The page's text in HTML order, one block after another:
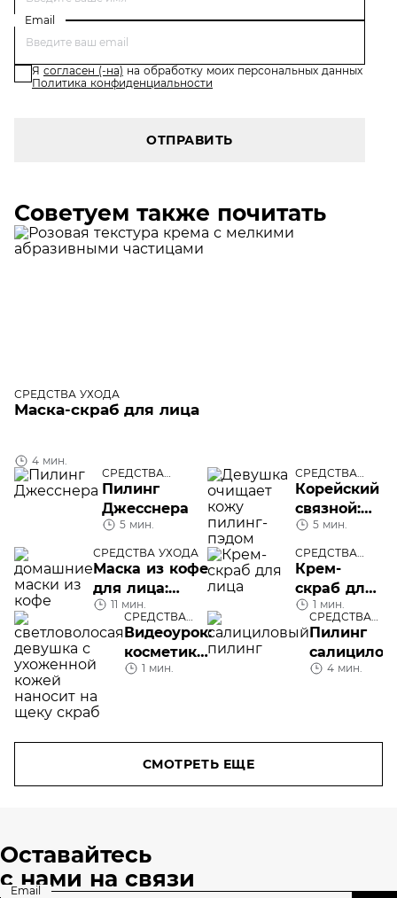
Email
Я согласен (-на) на обработку моих персональных данных
Политика конфиденциальности
ОТПРАВИТЬ
Советуем также почитать
СРЕДСТВА УХОДА
Маска-скраб для лица
4 мин.
СРЕДСТВА
УХОДА
Пилинг
Джесснера
5 мин.
СРЕДСТВА
УХОДА
Корейский
связной:
все, что
надо знать
про
пилинг-
пэды
5 мин.
СРЕДСТВА УХОДА
Маска из кофе
для лица:
домашнего
приготовления
или готовые
средства?
11 мин.
СРЕДСТВА
УХОДА
Крем-
скраб для
лица
1 мин.
СРЕДСТВА
УХОДА
Видеоурок:
косметика
для1 мин.
СРЕДСТВА
УХОДА
Пилинг
кислотой
4 мин.
СМОТРЕТЬ ЕЩЕ
Оставайтесь
с нами на связи
Email